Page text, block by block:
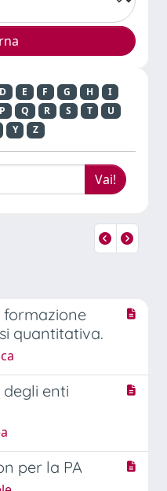
D E F G H
I
P Q R S T
U
Y Z
formazione
quantitativa.
enti
per la PA